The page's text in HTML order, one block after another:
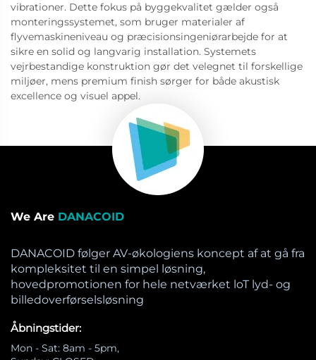
vibrationer. Dette fokus på byggekvalitet gælder også
monteringssystemet, som bruger materialer af
flyvemaskineniveau og præcisionsingeniørarbejde for at
sikre en solid og langvarig installation. Systemets
vejrbestandige konstruktion gør det velegnet til forskellige
miljøer, mens premium finish sørger for både akustisk
excellence og visuel appel.
We Are DANACOID
DANACOID følger AV-økologiens koncept af at gå fra
kompleksitet til en simpel løsning,
hovedpromotionen for hele netværket loT lyd- og
billedoverførselsløsning
Åbningstider:
Mon - Sat: 8am - 5pm,